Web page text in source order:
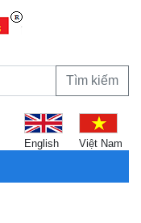
Tìm kiếm
English Việt Nam